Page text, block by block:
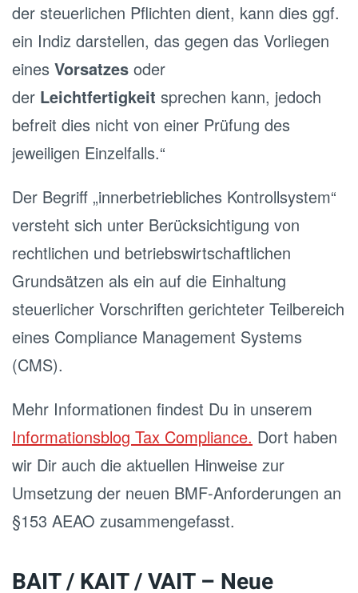
der steuerlichen Pflichten dient, kann dies ggf.
ein Indiz darstellen, das gegen das Vorliegen
eines Vorsatzes oder
der Leichtfertigkeit sprechen kann, jedoch
befreit dies nicht von einer Prüfung des
jeweiligen Einzelfalls.“
Der Begriff „innerbetriebliches Kontrollsystem“
versteht sich unter Berücksichtigung von
rechtlichen und betriebswirtschaftlichen
Grundsätzen als ein auf die Einhaltung
steuerlicher Vorschriften gerichteter Teilbereich
eines Compliance Management Systems
(CMS).
Mehr Informationen findest Du in unserem
Informationsblog Tax Compliance. Dort haben
wir Dir auch die aktuellen Hinweise zur
Umsetzung der neuen BMF-Anforderungen an
§153 AEAO zusammengefasst.
BAIT / KAIT / VAIT – Neue